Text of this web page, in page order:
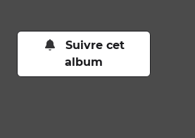
Suivre cet
album